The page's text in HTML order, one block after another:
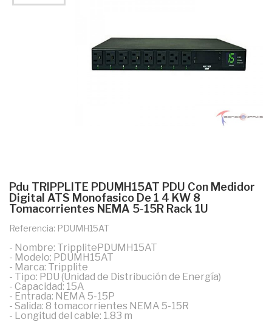
Pdu TRIPPLITE PDUMH15AT PDU Con Medidor
Digital ATS Monofasico De 1 4 KW 8
Tomacorrientes NEMA 5-15R Rack 1U
Referencia: PDUMH15AT
- Nombre: TripplitePDUMH15AT
- Modelo: PDUMH15AT
- Marca: Tripplite
- Tipo: PDU (Unidad de Distribución de Energía)
- Capacidad: 15A
- Entrada: NEMA 5-15P
- Salida: 8 tomacorrientes NEMA 5-15R
- Longitud del cable: 1.83 m